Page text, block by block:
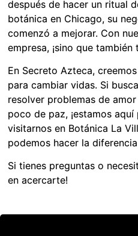
después de hacer un ritual
botánica en Chicago, su
comenzó a mejorar. Con
empresa, ¡sino que
En Secreto Azteca,
para cambiar vidas. Si
resolver problemas de
poco de paz, ¡estamos
visitarnos en Botánica La
podemos hacer la
Si tienes preguntas o
en acercarte!